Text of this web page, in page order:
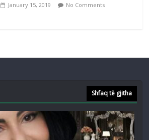
January 15, 2019 No Comments
Shfaq të gjitha